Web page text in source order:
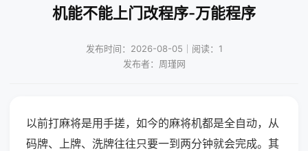
机能不能上门改程序-万能程序
发布时间：2026-08-05｜阅读：1
发布者：周瑾网
以前打麻将是用手搓，如今的麻将机都是全自动，从
码牌、上牌、洗牌往往只要一到两分钟就会完成。其